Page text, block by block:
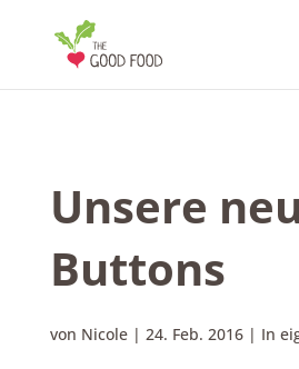
Unsere
Buttons
von Nicole| 24. Feb. 2016| In